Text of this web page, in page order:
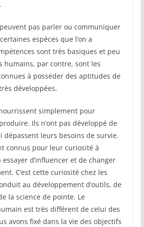
pas parler ou communiquer
espèces que l’on a
sont très basiques et peu
humains, par contre, sont les
à posséder des aptitudes de
développées.
simplement pour
Ils n’ont pas développé de
dépassent leurs besoins de survie.
connus pour leur curiosité à
d’influencer et de changer
C’est cette curiosité chez les
au développement d’outils, de
la science de pointe. Le
est très différent de celui des
avons fixé dans la vie des objectifs